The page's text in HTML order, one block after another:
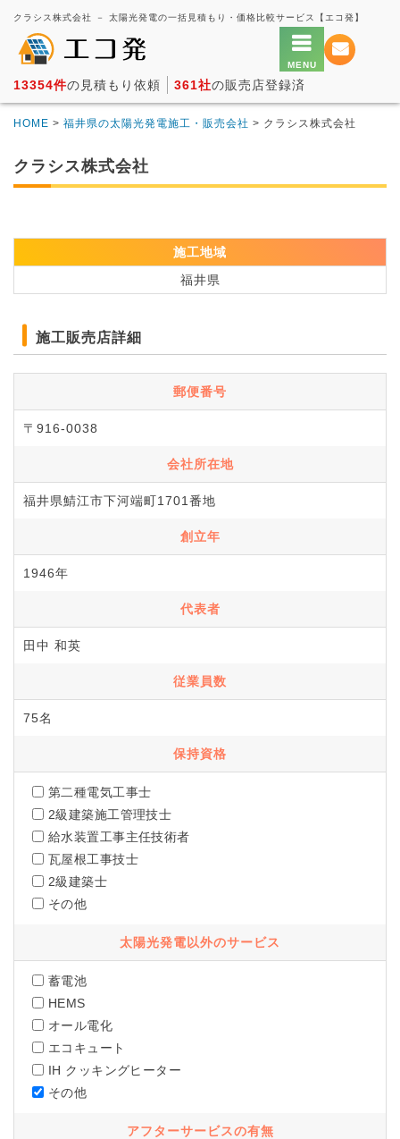
クラシス株式会社 － 太陽光発電の一括見積もり・価格比較サービス【エコ発】
13354件の見積もり依頼 361社の販売店登録済
HOME > 福井県の太陽光発電施工・販売会社 > クラシス株式会社
クラシス株式会社
施工地域
福井県
施工販売店詳細
郵便番号
〒916-0038
会社所在地
福井県鯖江市下河端町1701番地
創立年
1946年
代表者
田中 和英
従業員数
75名
保持資格
第二種電気工事士
2級建築施工管理技士
給水装置工事主任技術者
瓦屋根工事技士
2級建築士
その他
太陽光発電以外のサービス
蓄電池
HEMS
オール電化
エコキュート
IH クッキングヒーター
その他
アフターサービスの有無